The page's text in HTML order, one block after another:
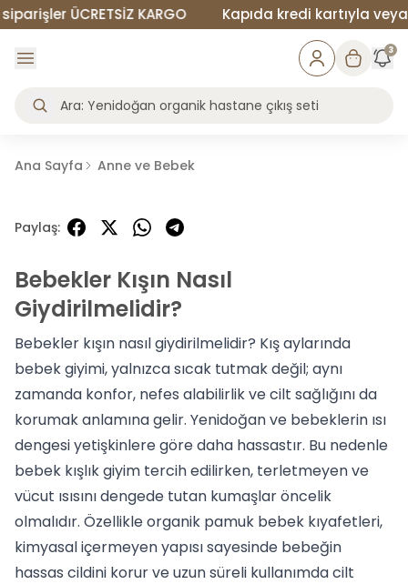
ÜCRETSİZ KARGO Kapıda kredi kartıyla veya
3
Ana Sayfa Anne ve Bebek
Paylaş:
Bebekler Kışın Nasıl
Giydirilmelidir?
Bebekler kışın nasıl giydirilmelidir? Kış aylarında
bebek giyimi, yalnızca sıcak tutmak değil; aynı
zamanda konfor, nefes alabilirlik ve cilt sağlığını da
korumak anlamına gelir. Yenidoğan ve bebeklerin ısı
dengesi yetişkinlere göre daha hassastır. Bu nedenle
bebek kışlık giyim tercih edilirken, terletmeyen ve
vücut ısısını dengede tutan kumaşlar öncelik
olmalıdır. Özellikleorganik pamuk bebek kıyafetleri,
kimyasal içermeyen yapısı sayesinde bebeğin
hassas cildini korur ve uzun süreli kullanımda cilt